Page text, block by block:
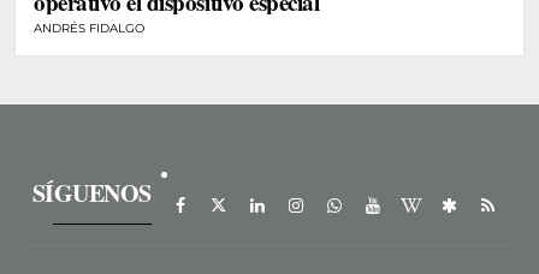
ANDRÉS FIDALGO
SÍGUENOS